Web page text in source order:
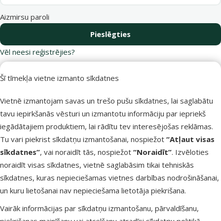
Šī tīmekļa vietne izmanto sīkdatnes
Vietnē izmantojam savas un trešo pušu sīkdatnes, lai saglabātu
tavu iepirkšanās vēsturi un izmantotu informāciju par iepriekš
iegādātajiem produktiem, lai rādītu tev interesējošas reklāmas.
Tu vari piekrist sīkdatņu izmantošanai, nospiežot “Atļaut visas
sīkdatnes”, vai noraidīt tās, nospiežot “Noraidīt”. Izvēloties
noraidīt visas sīkdatnes, vietnē saglabāsim tikai tehniskās
sīkdatnes, kuras nepieciešamas vietnes darbības nodrošināšanai,
un kuru lietošanai nav nepieciešama lietotāja piekrišana.
Vairāk informācijas par sīkdatņu izmantošanu, pārvaldīšanu,
Aizmirsu paroli
Pieslēgties
Vēl neesi reģistrējies?
saņem 10 % atlaidi pirmajam pirkumam.
Reģistrēties
Raksti e-pastā Zvani – 26 100 502
sākt saraksti
Apmeklē klātienē
kādu no mūsu veikaliem